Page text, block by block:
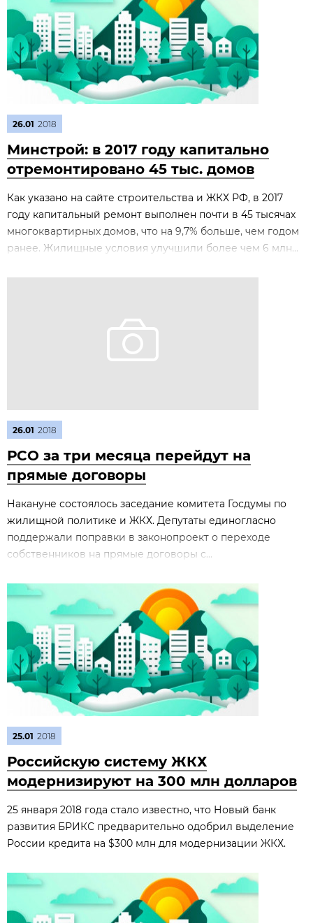
26.01 2018
Минстрой: в 2017 году капитально
отремонтировано 45 тыс. домов
Как указано на сайте строительства и ЖКХ РФ, в 2017
году капитальный ремонт выполнен почти в 45 тысячах
многоквартирных домов, что на 9,7% больше, чем годом
ранее. Жилищные условия улучшили более чем 6 млн...
26.01 2018
РСО за три месяца перейдут на
прямые договоры
Накануне состоялось заседание комитета Госдумы по
жилищной политике и ЖКХ. Депутаты единогласно
поддержали поправки в законопроект о переходе
собственников на прямые договоры с...
25.01 2018
Российскую систему ЖКХ
модернизируют на 300 млн долларов
25 января 2018 года стало известно, что Новый банк
развития БРИКС предварительно одобрил выделение
России кредита на $300 млн для модернизации ЖКХ.